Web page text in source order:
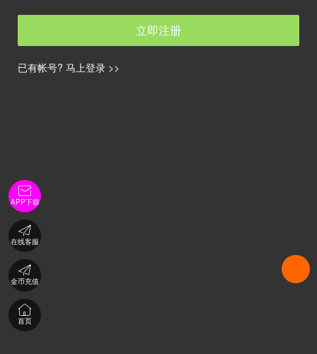
立即注册
已有帐号? 马上登录 >>

APP下载

在线客服

金币充值

首页